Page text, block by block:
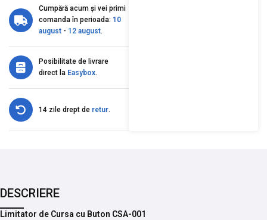
Cumpără acum și vei primi
comanda în perioada: 10
august - 12 august.
Posibilitate de livrare
direct la Easybox.
14 zile drept de retur.
DESCRIERE
Limitator de Cursa cu Buton CSA-001